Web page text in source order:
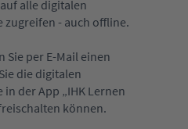
alle digitalen
- auch offline.
Sie per E-Mail einen
die digitalen
der App „IHK Lernen
können.